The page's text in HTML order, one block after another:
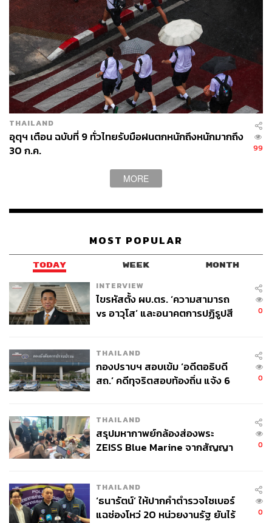
THAILAND
อุตุฯ เตือน ฉบับที่ 9 ทั่วไทยรับมือฝนตกหนักถึงหนักมากถึง
30 ก.ค.
99
MORE
MOST POPULAR
TODAY WEEK MONTH
INTERVIEW
ไขรหัสตั้ง ผบ.ตร. ‘ความสามารถ
vs อาวุโส’ และอนาคตการปฏิรูปสี
0
THAILAND
กองปราบฯ สอบเข้ม ‘อดีตอธิบดี
สถ.’ คดีทุจริตสอบท้องถิ่น แจ้ง 6
0
THAILAND
สรุปมหากาพย์กล้องส่องพระ
ZEISS Blue Marine จากสัญญา
จ่ายหนี้-แอบระบุแบรนด์
0
THAILAND
‘ธนารัตน์’ ให้ปากคำตำรวจไซเบอร์
แฉช่องโหว่ 20 หน่วยงานรัฐ ยันไร้
0